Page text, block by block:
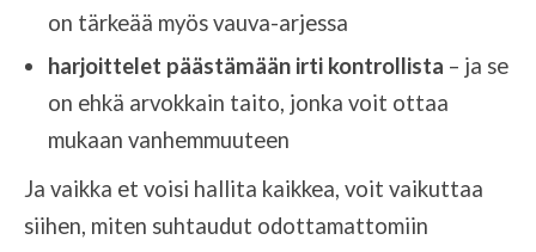
on tärkeää myös vauva-arjessa
harjoittelet päästämään irti kontrollista – ja se
on ehkä arvokkain taito, jonka voit ottaa
mukaan vanhemmuuteen
Ja vaikka et voisi hallita kaikkea, voit vaikuttaa
siihen, miten suhtaudut odottamattomiin